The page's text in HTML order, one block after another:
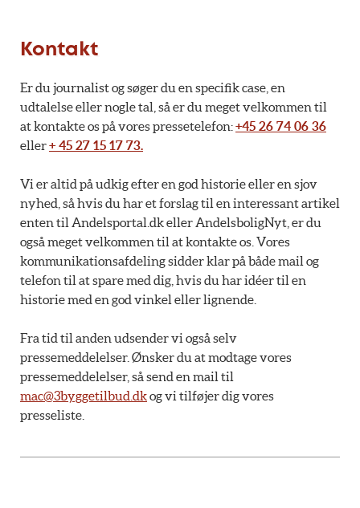
Kontakt
Er du journalist og søger du en specifik case, en
udtalelse eller nogle tal, så er du meget velkommen til
at kontakte os på vores pressetelefon:+45 26 74 06 36
eller+ 45 27 15 17 73.
Vi er altid på udkig efter en god historie eller en sjov
nyhed, så hvis du har et forslag til en interessant artikel
enten til Andelsportal.dk eller AndelsboligNyt, er du
også meget velkommen til at kontakte os. Vores
kommunikationsafdeling sidder klar på både mail og
telefon til at spare med dig, hvis du har idéer til en
historie med en god vinkel eller lignende.
Fra tid til anden udsender vi også selv
pressemeddelelser. Ønsker du at modtage vores
pressemeddelelser, så send en mail til
mac@3byggetilbud.dkog vi tilføjer dig vores
presseliste.